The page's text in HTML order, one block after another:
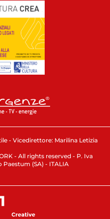
- Vicedirettore: Marilina Letizia
- All rights reserved - P. Iva
Paestum (SA) - ITALIA